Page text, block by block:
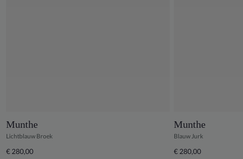
Munthe
Lichtblauw Broek
€ 280,00
Munthe
Blauw Jurk
€ 280,00